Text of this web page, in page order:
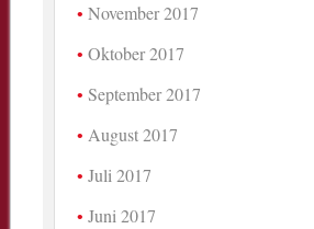
November 2017
Oktober 2017
September 2017
August 2017
Juli 2017
Juni 2017